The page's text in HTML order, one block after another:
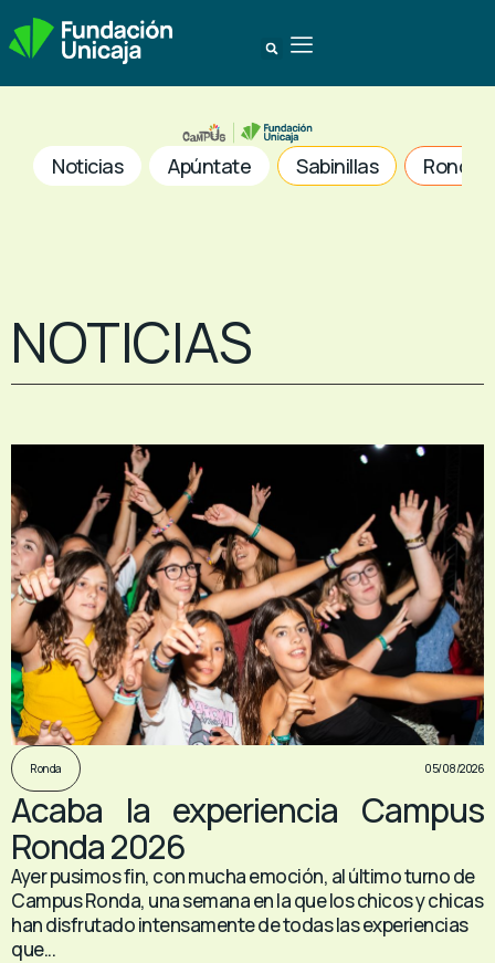
Noticias Apúntate Sabinillas Ronda
NOTICIAS
Ronda 05/08/2026
Acaba la experiencia Campus
Ronda 2026
Ayer pusimos fin, con mucha emoción, al último turno de
Campus Ronda, una semana en la que los chicos y chicas
han disfrutado intensamente de todas las experiencias
que...